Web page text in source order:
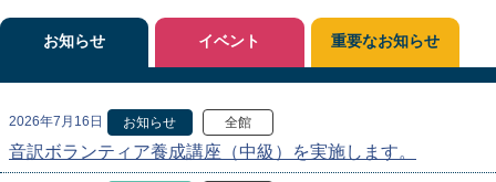
お知らせ
2026年7月16日 お知らせ 全館
音訳ボランティア養成講座（中級）を実施します。
イベント 重要なお知らせ